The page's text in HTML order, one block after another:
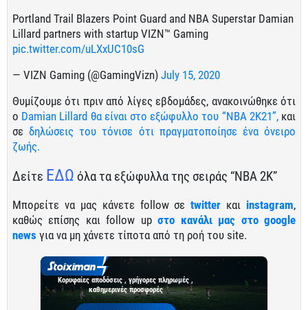
Portland Trail Blazers Point Guard and NBA Superstar Damian
Lillard partners with startup VIZN™ Gaming
pic.twitter.com/uLXxUC10sG
— VIZN Gaming (@GamingVizn) July 15, 2020
Θυμίζουμε ότι πριν από λίγες εβδομάδες, ανακοινώθηκε ότι
ο Damian Lillard θα είναι στο εξώφυλλο του “NBA 2K21”,και
σεδηλώσεις του τόνισε ότι πραγματοποίησε ένα όνειρο
ζωής.
Δείτε ΕΔΩ όλα τα εξώφυλλα της σειράς “NBA 2K”
Μπορείτε να μας κάνετε follow σεtwitter και instagram,
καθώς επίσης και follow upστο κανάλι μας στο google
news για να μη χάνετε τίποτα από τη ροή του site.
Κορυφαίες αποδόσεις , γρήγορες πληρωμές ,
καθημερινές προσφορές